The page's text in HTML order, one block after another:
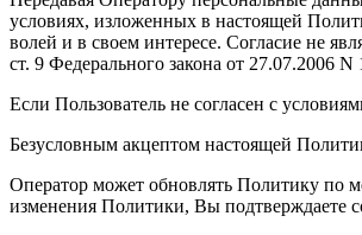
условиях, изложенных в настоящей
волей и в своем интересе. Согласие не
ст. 9 Федерального закона от 27.07.2006
Если Пользователь не согласен с
Безусловным акцептом настоящей
Оператор может обновлять Политику по
изменения Политики, Вы подтверждаете